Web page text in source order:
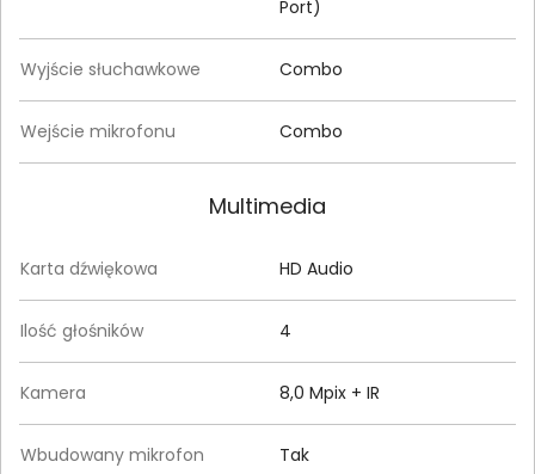
Port)
Wyjście słuchawkowe Combo
Wejście mikrofonu Combo
Multimedia
Karta dźwiękowa HD Audio
Ilość głośników 4
Kamera 8,0 Mpix + IR
Wbudowany mikrofon Tak